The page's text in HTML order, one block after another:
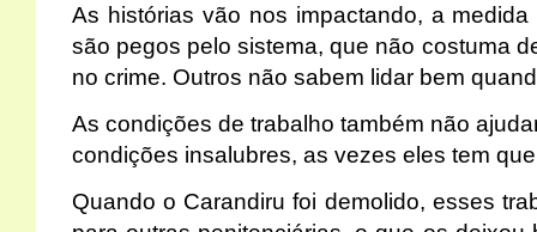
As histórias vão nos impactando, a
são pegos pelo sistema, que não costuma
no crime. Outros não sabem lidar bem
As condições de trabalho também não
condições insalubres, as vezes eles tem
Quando o Carandiru foi demolido, esses